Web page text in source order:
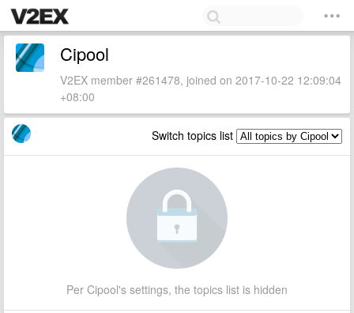
Cipool
V2EX member #261478, joined on 2017-10-22 12:09:04
+08:00
Switch topics list
Per Cipool's settings, the topics list is hidden